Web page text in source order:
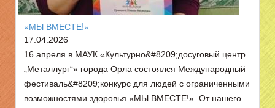
«МЫ ВМЕСТЕ!»
17.04.2026
16 апреля в МАУК «Культурно&#8209;досуговый центр
„Металлург“» города Орла состоялся Международный
фестиваль&#8209;конкурс для людей с ограниченными
возможностями здоровья «МЫ ВМЕСТЕ!». От нашего